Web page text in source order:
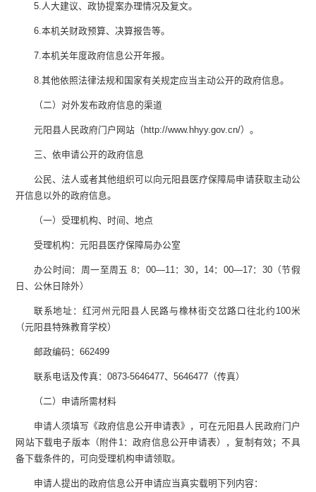
5.人大建议、政协提案办理情况及复文。
6.本机关财政预算、决算报告等。
7.本机关年度政府信息公开年报。
8.其他依照法律法规和国家有关规定应当主动公开的政府信息。
（二）对外发布政府信息的渠道
元阳县人民政府门户网站（ http://www.hhyy.gov.cn/）。
三、依申请公开的政府信息
公民、法人或者其他组织可以向元阳县医疗保障局申请获取主动公
开信息以外的政府信息。
（一）受理机构、时间、地点
受理机构： 元阳县医疗保障局办公室
办公时间：周一至周五 8： 00—11：30 ， 14： 00—17： 30（节假
日、公休日除外）
联系地址：红河州元阳县人民路与橡林街交岔路口往北约 100米
（元阳县特殊教育学校）
邮政编码： 662499
联系电话及传真： 0873-5646477、 5646477（传真）
（二）申请所需材料
申请人须填写《政府信息公开申请表》，可在元阳县人民政府门户
网站下载电子版本（附件1：政府信息公开申请表），复制有效；不具
备下载条件的，可向受理机构申请领取。
申请人提出的政府信息公开申请应当真实载明下列内容：